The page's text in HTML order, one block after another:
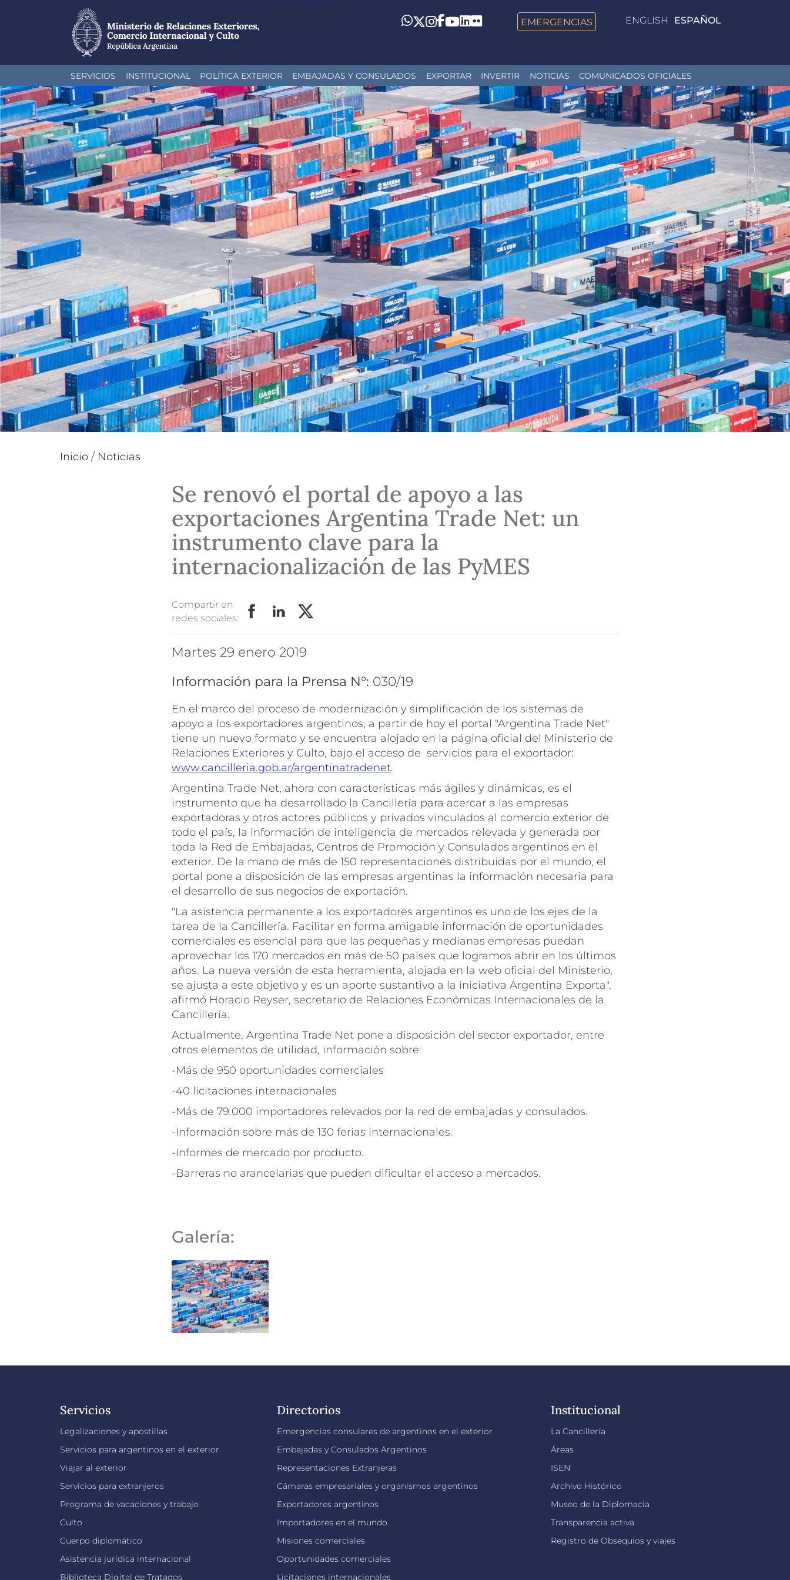
al
contenido
principal
Toggle navigation
ENGLISH ESPAÑOL
Whatsapp
Twitter
Instagram
Facebook
YouTube
LinkedIn
Flickr EMERGENCIAS
SERVICIOS INSTITUCIONAL POLÍTICA EXTERIOR EMBAJADAS Y CONSULADOS EXPORTAR INVERTIR NOTICIAS COMUNICADOS OFICIALES
Inicio / Noticias
Se renovó el portal de apoyo a las
exportaciones Argentina Trade Net: un
instrumento clave para la
internacionalización de las PyMES
Compartir en
redes sociales:
martes 29 enero 2019
Información para la Prensa N°: 030/19
En el marco del proceso de modernización y simplificación de los sistemas de
apoyo a los exportadores argentinos, a partir de hoy el portal "Argentina Trade Net"
tiene un nuevo formato y se encuentra alojado en la página oficial del Ministerio de
Relaciones Exteriores y Culto, bajo el acceso de servicios para el exportador:
www.cancilleria.gob.ar/argentinatradenet.
Argentina Trade Net, ahora con características más ágiles y dinámicas, es el
instrumento que ha desarrollado la Cancillería para acercar a las empresas
exportadoras y otros actores públicos y privados vinculados al comercio exterior de
todo el país, la información de inteligencia de mercados relevada y generada por
toda la Red de Embajadas, Centros de Promoción y Consulados argentinos en el
exterior. De la mano de más de 150 representaciones distribuidas por el mundo, el
portal pone a disposición de las empresas argentinas la información necesaria para
el desarrollo de sus negocios de exportación.
"La asistencia permanente a los exportadores argentinos es uno de los ejes de la
tarea de la Cancillería. Facilitar en forma amigable información de oportunidades
comerciales es esencial para que las pequeñas y medianas empresas puedan
aprovechar los 170 mercados en más de 50 países que logramos abrir en los últimos
años. La nueva versión de esta herramienta, alojada en la web oficial del Ministerio,
se ajusta a este objetivo y es un aporte sustantivo a la iniciativa Argentina Exporta",
afirmó Horacio Reyser, secretario de Relaciones Económicas Internacionales de la
Cancillería.
Actualmente, Argentina Trade Net pone a disposición del sector exportador, entre
otros elementos de utilidad, información sobre:
-Más de 950 oportunidades comerciales
-40 licitaciones internacionales
-Más de 79.000 importadores relevados por la red de embajadas y consulados.
-Información sobre más de 130 ferias internacionales.
-Informes de mercado por producto.
-Barreras no arancelarias que pueden dificultar el acceso a mercados.
Galería:
Servicios
Legalizaciones y apostillas
Servicios para argentinos en el exterior
Viajar al exterior
Servicios para extranjeros
Programa de vacaciones y trabajo
Culto
Cuerpo diplomático
Asistencia jurídica internacional
Biblioteca Digital de Tratados
Directorios
Emergencias consulares de argentinos en el exterior
Embajadas y Consulados Argentinos
Representaciones Extranjeras
Cámaras empresariales y organismos argentinos
Exportadores argentinos
Importadores en el mundo
Misiones comerciales
Oportunidades comerciales
Licitaciones internacionales
Institucional
La Cancillería
Áreas
ISEN
Archivo Histórico
Museo de la Diplomacia
Transparencia activa
Registro de Obsequios y viajes